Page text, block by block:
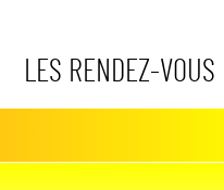
LES RENDEZ-VOUS